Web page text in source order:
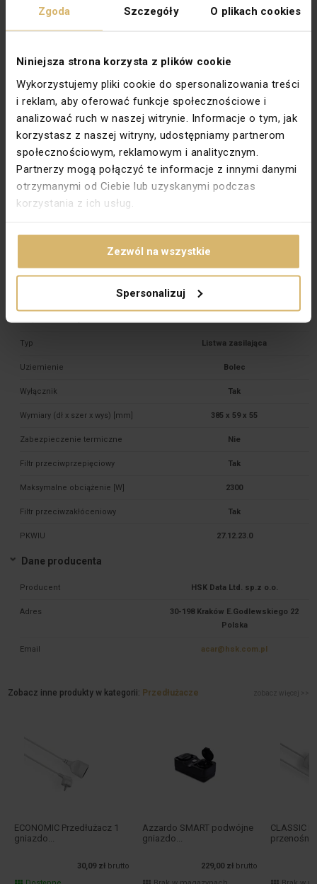
Zgoda Szczegóły O plikach cookies
Niniejsza strona korzysta z plików cookie
Wykorzystujemy pliki cookie do spersonalizowania treści
i reklam, aby oferować funkcje społecznościowe i
analizować ruch w naszej witrynie. Informacje o tym, jak
korzystasz z naszej witryny, udostępniamy partnerom
społecznościowym, reklamowym i analitycznym.
Partnerzy mogą połączyć te informacje z innymi danymi
otrzymanymi od Ciebie lub uzyskanymi podczas
korzystania z ich usług.
Zezwól na wszystkie
Spersonalizuj
Domowe systemy Audio-Video klasy hi-end, czułe urządzenia pomiarowe,
zaawansowane urządzenia teleinformatyczne i telekomunikacyjne, to
płaszczyzna możliwych zastosowań, którym sprosta
w zestawie pozwalają na trwały montaż urządzenia w dowolnym, dogodnym
Dane techniczne
Ilość gniazd 5
Kolor Czarny
Rodzaj Mieszkaniowy / Biurowy
Typ Listwa zasilająca
Uziemienie Bolec
Wyłącznik Tak
Wymiary (dł x szer x wys) [mm] 385 x 59 x 55
Zabezpieczenie termiczne Nie
Filtr przeciwprzepięciowy Tak
Maksymalne obciążenie [W] 2300
Filtr przeciwzakłóceniowy Tak
PKWIU 27.12.23.0
Dane producenta
Producent HSK Data Ltd. sp.z o.o.
Adres
30-198 Kraków E.Godlewskiego 22
Polska
Email acar@hsk.com.pl
Zobacz inne produkty w kategorii: Przedłużacze zobacz więcej >>
ECONOMIC Przedłużacz 1
gniazdo...
30,09 zł
brutto
Azzardo SMART podwójne
gniazdo...
229,00 zł
brutto
CLASSIC
przenośny